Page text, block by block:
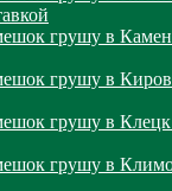
грушу в
грушу в
грушу в Клецк
грушу в